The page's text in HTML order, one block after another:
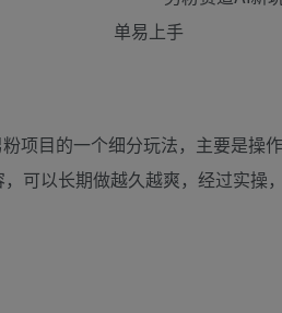
项目的一个细分玩法，主要是操
可以长期做越久越爽，经过实